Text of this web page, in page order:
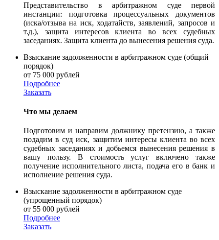
Представительство в арбитражном суде первой
инстанции: подготовка процессуальных документов
(иска/отзыва на иск, ходатайств, заявлений, запросов и
т.д.), защита интересов клиента во всех судебных
заседаниях. Защита клиента до вынесения решения суда.
Взыскание задолженности в арбитражном суде (общий
порядок)
от 75 000 рублей
Подробнее
Заказать
Что мы делаем
Подготовим и направим должнику претензию, а также
подадим в суд иск, защитим интересы клиента во всех
судебных заседаниях и добьемся вынесения решения в
вашу пользу. В стоимость услуг включено также
получение исполнительного листа, подача его в банк и
исполнение решения суда.
Взыскание задолженности в арбитражном суде
(упрощенный порядок)
от 55 000 рублей
Подробнее
Заказать